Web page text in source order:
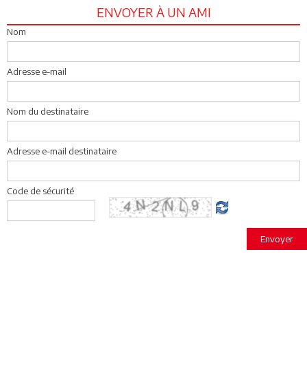
ENVOYER À UN AMI
Nom
Adresse e-mail
Nom du destinataire
Adresse e-mail destinataire
Code de sécurité
Envoyer